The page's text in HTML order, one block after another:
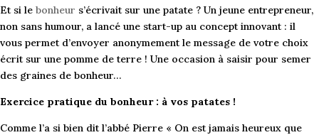
Et si le bonheur s’écrivait sur une patate ? Un jeune entrepreneur,
non sans humour, a lancé une start-up au concept innovant : il
vous permet d’envoyer anonymement le message de votre choix
écrit sur une pomme de terre ! Une occasion à saisir pour semer
des graines de bonheur…
Exercice pratique du bonheur : à vos patates !
Comme l’a si bien dit l’abbé Pierre « On est jamais heureux que